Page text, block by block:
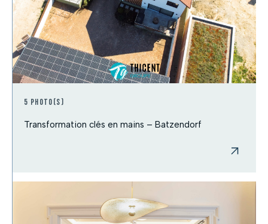
5 photo(s)
Transformation clés en mains – Batzendorf